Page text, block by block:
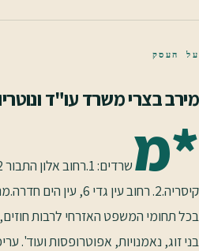
על העסק
מירב בצרי משרד עו"ד
*מ
קיסריה.2. רחוב עין גדי 6,
בכל תחומי המשפט האזרחי לרבות חוזים,
בני זוג, נאמנויות, אפוטרופסות ועוד'.